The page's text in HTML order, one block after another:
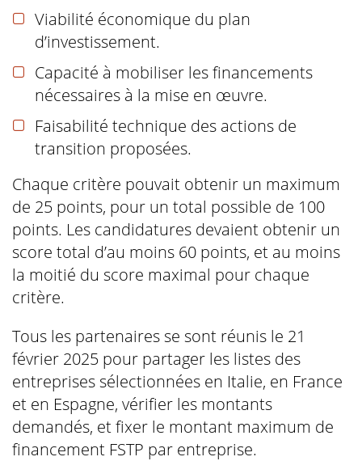
Viabilité économique du plan
d’investissement.
Capacité à mobiliser les financements
nécessaires à la mise en œuvre.
Faisabilité technique des actions de
transition proposées.
Chaque critère pouvait obtenir un maximum
de 25 points, pour un total possible de 100
points. Les candidatures devaient obtenir un
score total d’au moins 60 points, et au moins
la moitié du score maximal pour chaque
critère.
Tous les partenaires se sont réunis le 21
février 2025 pour partager les listes des
entreprises sélectionnées en Italie, en France
et en Espagne, vérifier les montants
demandés, et fixer le montant maximum de
financement FSTP par entreprise.